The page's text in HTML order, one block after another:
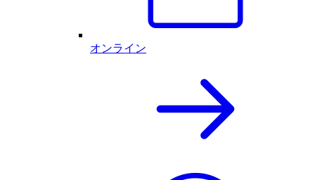
オンライン